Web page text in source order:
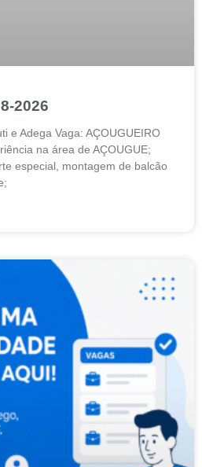
2026
e Adega Vaga: AÇOUGUEIRO
na área de AÇOUGUE;
especial, montagem de balcão